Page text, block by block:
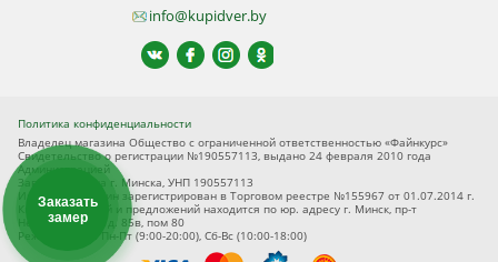
info@kupidver.by
Политика конфиденциальности
Владелец магазина Общество с ограниченной ответственностью «Файнкурс»
Свидетельство о регистрации №190557113, выдано 24 февраля 2010 года
Администрацией
Заводского р-на г. Минска, УНП 190557113
Интернет-магазин зарегистрирован в Торговом реестре №155967 от 01.07.2014 г.
Книга замечаний и предложений находится по юр. адресу г. Минск, пр-т
Независимости, д. 85в, пом 80
Режим работы Пн-Пт (9:00-20:00), Сб-Вс (10:00-18:00)
Заказать
замер